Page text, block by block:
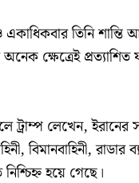
তিনি
ক্ষেত্রেই
ট্রাম্প লেখেন,
রাডার
হয়ে গেছে।